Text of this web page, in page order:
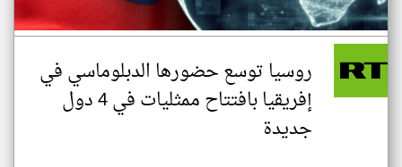
روسيا توسع حضورها الدبلوماسي في
إفريقيا بافتتاح ممثليات في 4 دول
جديدة